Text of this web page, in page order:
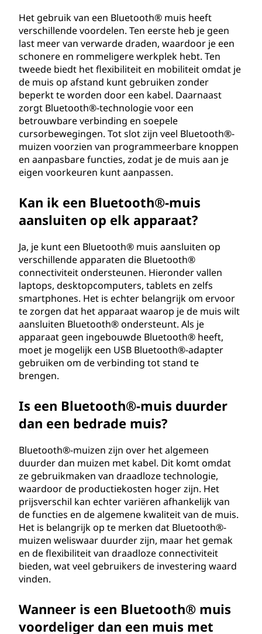
Het gebruik van een Bluetooth® muis heeft
verschillende voordelen. Ten eerste heb je geen
last meer van verwarde draden, waardoor je een
schonere en rommeligere werkplek hebt. Ten
tweede biedt het flexibiliteit en mobiliteit omdat je
de muis op afstand kunt gebruiken zonder
beperkt te worden door een kabel. Daarnaast
zorgt Bluetooth®-technologie voor een
betrouwbare verbinding en soepele
cursorbewegingen. Tot slot zijn veel Bluetooth®-
muizen voorzien van programmeerbare knoppen
en aanpasbare functies, zodat je de muis aan je
eigen voorkeuren kunt aanpassen.
Kan ik een Bluetooth®-muis
aansluiten op elk apparaat?
Ja, je kunt een Bluetooth® muis aansluiten op
verschillende apparaten die Bluetooth®
connectiviteit ondersteunen. Hieronder vallen
laptops, desktopcomputers, tablets en zelfs
smartphones. Het is echter belangrijk om ervoor
te zorgen dat het apparaat waarop je de muis wilt
aansluiten Bluetooth® ondersteunt. Als je
apparaat geen ingebouwde Bluetooth® heeft,
moet je mogelijk een USB Bluetooth®-adapter
gebruiken om de verbinding tot stand te
brengen.
Is een Bluetooth®-muis duurder
dan een bedrade muis?
Bluetooth®-muizen zijn over het algemeen
duurder dan muizen met kabel. Dit komt omdat
ze gebruikmaken van draadloze technologie,
waardoor de productiekosten hoger zijn. Het
prijsverschil kan echter variëren afhankelijk van
de functies en de algemene kwaliteit van de muis.
Het is belangrijk op te merken dat Bluetooth®-
muizen weliswaar duurder zijn, maar het gemak
en de flexibiliteit van draadloze connectiviteit
bieden, wat veel gebruikers de investering waard
vinden.
Wanneer is een Bluetooth® muis
voordeliger dan een muis met